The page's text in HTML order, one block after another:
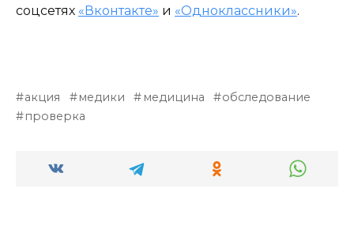
соцсетях «Вконтакте» и «Одноклассники».
акция медики медицина
обследование
проверка